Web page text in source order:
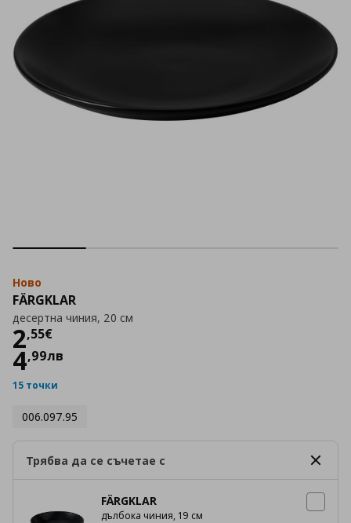
Ново
FÄRGKLAR
десертна чиния, 20 см
2,55€
Цена
4,99лв
15 точки
006.097.95
Трябва да се съчетае с
FÄRGKLAR
дълбока чиния, 19 см